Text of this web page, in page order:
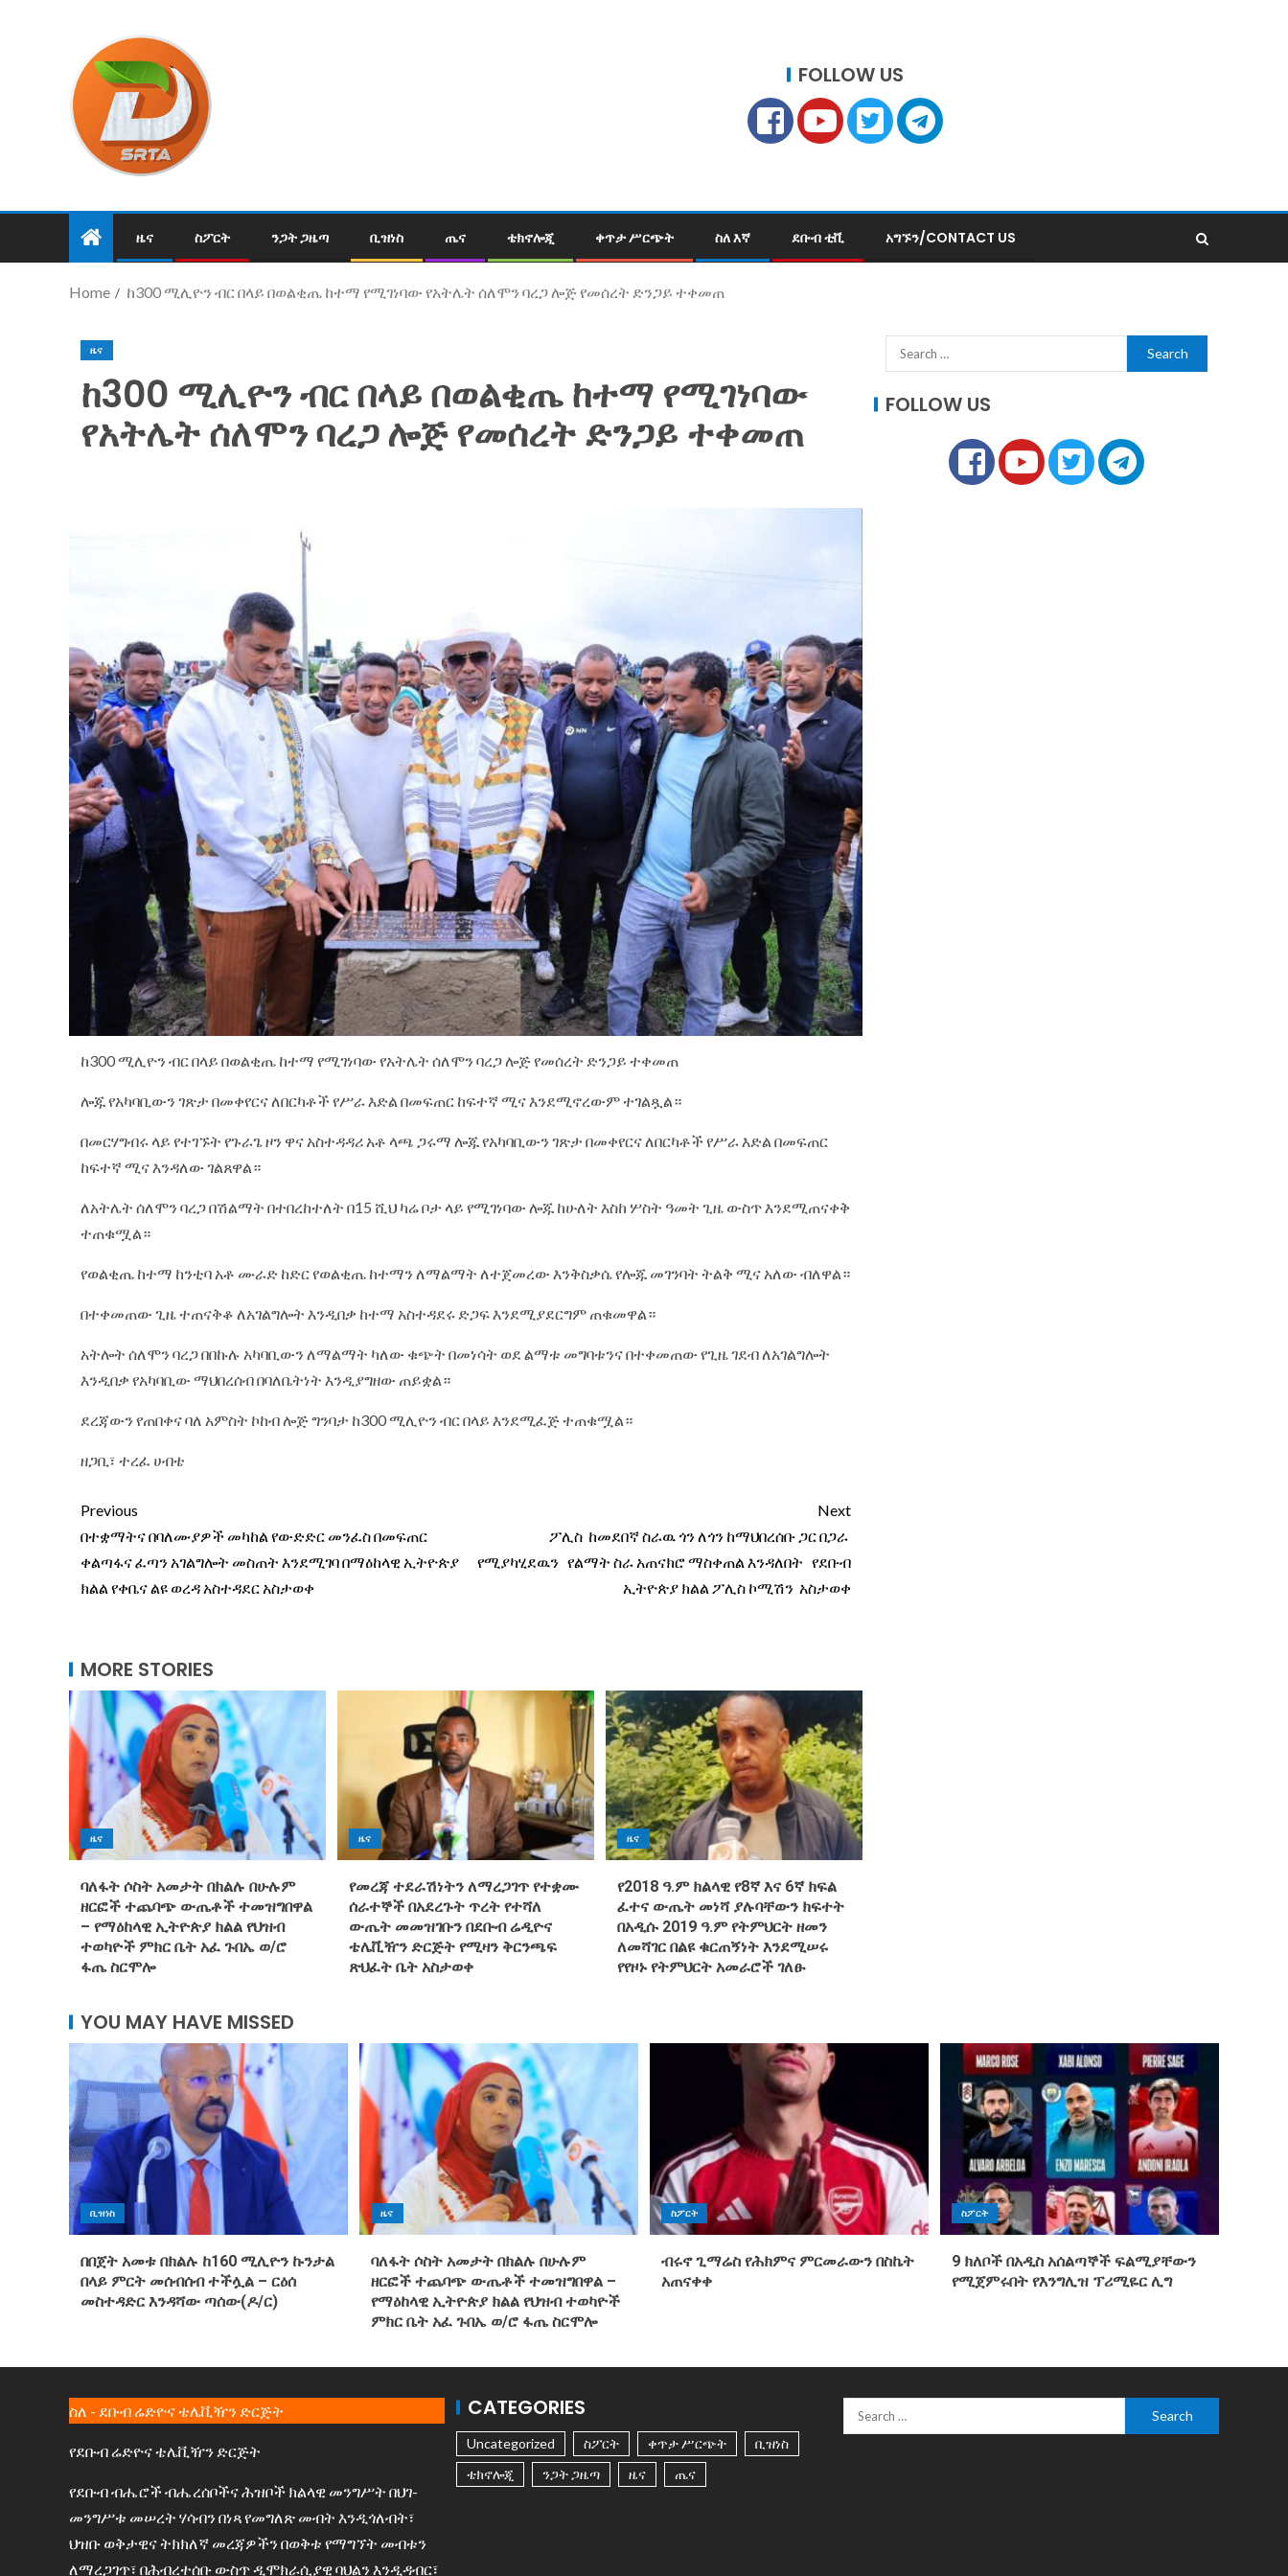
FOLLOW US
ዜና ስፖርት ንጋት ጋዜጣ ቢዝነስ ጤና ቴክኖሎጂ ቀጥታ ሥርጭት ስለ እኛ ደቡብ ቲቪ አግኙን/CONTACT US
Home ከ300 ሚሊዮን ብር በላይ በወልቂጤ ከተማ የሚገነባው የአትሌት ሰለሞን ባረጋ ሎጅ የመሰረት ድንጋይ ተቀመጠ
ዜና
ከ300 ሚሊዮን ብር በላይ በወልቂጤ ከተማ የሚገነባው
የአትሌት ሰለሞን ባረጋ ሎጅ የመሰረት ድንጋይ ተቀመጠ
ከ300 ሚሊዮን ብር በላይ በወልቂጤ ከተማ የሚገነባው የአትሌት ሰለሞን ባረጋ ሎጅ የመሰረት ድንጋይ ተቀመጠ
ሎጁ የአካባቢውን ገጽታ በመቀየርና ለበርካቶች የሥራ እድል በመፍጠር ከፍተኛ ሚና እንደሚኖረውም ተገልጿል።
በመርሃግብሩ ላይ የተገኙት የጉራጌ ዞን ዋና አስተዳዳሪ አቶ ላጫ ጋሩማ ሎጁ የአካባቢውን ገጽታ በመቀየርና ለበርካቶች የሥራ እድል በመፍጠር
ከፍተኛ ሚና እንዳለው ገልጸዋል።
ለአትሌት ሰለሞን ባረጋ በሽልማት በተበረከተለት በ15 ሺህ ካሬ ቦታ ላይ የሚገነባው ሎጁ ከሁለት እስከ ሦስት ዓመት ጊዜ ውስጥ እንደሚጠናቀቅ
ተጠቁሟል።
የወልቂጤ ከተማ ከንቲባ አቶ ሙራድ ከድር የወልቂጤ ከተማን ለማልማት ለተጀመረው እንቅስቃሴ የሎጁ መገንባት ትልቅ ሚና አለው ብለዋል።
በተቀመጠው ጊዜ ተጠናቅቆ ለአገልግሎት እንዲበቃ ከተማ አስተዳደሩ ድጋፍ እንደሚያደርግም ጠቁመዋል።
አትሎት ሰለሞን ባረጋ በበኩሉ አካባቢውን ለማልማት ካለው ቁጭት በመነሳት ወደ ልማቱ መግባቱንና በተቀመጠው የጊዜ ገደብ ለአገልግሎት
እንዲበቃ የአካባቢው ማህበረሰብ በባለቤትነት እንዲያግዘው ጠይቋል።
ደረጃውን የጠበቀና ባለ አምስት ኮከብ ሎጅ ግንባታ ከ300 ሚሊዮን ብር በላይ እንደሚፈጅ ተጠቁሟል።
ዘጋቢ፣ ተረፈ ሀብቴ
Previous
በተቋማትና በባለሙያዎች መካከል የውድድር መንፈስ በመፍጠር
ቀልጣፋና ፈጣን አገልግሎት መስጠት እንደሚገባ በማዕከላዊ ኢትዮጵያ
ክልል የቀቤና ልዩ ወረዳ አስተዳደር አስታወቀ
Next
ፖሊስ ከመደበኛ ስራዉ ጎን ለጎን ከማህበረሰቡ ጋር በጋራ
የሚያካሂደዉን የልማት ስራ አጠናክሮ ማስቀጠል እንዳለበት የደቡብ
ኢትዮጵያ ክልል ፖሊስ ኮሚሽን አስታወቀ
MORE STORIES
ዜና
ባለፋት ሶስት አመታት በክልሉ በሁሉም
ዘርፎች ተጨባጭ ውጤቶች ተመዝግበዋል
– የማዕከላዊ ኢትዮጵያ ክልል የህዝብ
ተወካዮች ምክር ቤት አፈ ጉበኤ ወ/ሮ
ፋጤ ስርሞሎ
ዜና
የመረጃ ተደራሽነትን ለማረጋገጥ የተቋሙ
ሰራተኞች በአደረጉት ጥረት የተሻለ
ውጤት መመዝገቡን በደቡብ ሬዲዮና
ቴሌቪዥን ድርጅት የሚዛን ቅርንጫፍ
ጽህፈት ቤት አስታወቀ
ዜና
የ2018 ዓ.ም ክልላዊ የ8ኛ እና 6ኛ ክፍል
ፈተና ውጤት መነሻ ያሉባቸውን ክፍተት
በአዲሱ 2019 ዓ.ም የትምህርት ዘመን
ለመሻገር በልዩ ቁርጠኝነት እንደሚሠሩ
የየዞኑ የትምህርት አመራሮች ገለፁ
FOLLOW US
YOU MAY HAVE MISSED
ቢዝነስ
በበጀት አመቱ በክልሉ ከ160 ሚሊዮን ኩንታል
በላይ ምርት መሰብሰብ ተችሏል – ርዕሰ
መስተዳድር እንዳሻው ጣሰው(ዶ/ር)
ዜና
ባለፋት ሶስት አመታት በክልሉ በሁሉም
ዘርፎች ተጨባጭ ውጤቶች ተመዝግበዋል –
የማዕከላዊ ኢትዮጵያ ክልል የህዝብ ተወካዮች
ምክር ቤት አፈ ጉበኤ ወ/ሮ ፋጤ ስርሞሎ
ስፖርት
ብሩኖ ጊማሬስ የሕክምና ምርመራውን በስኬት
አጠናቀቀ
ስፖርት
9 ክለቦች በአዲስ አሰልጣኞች ፍልሚያቸውን
የሚጀምሩበት የእንግሊዝ ፕሪሚዬር ሊግ
ስለ - ደቡብ ሬድዮና ቴሌቪዥን ድርጅት
የደቡብ ሬድዮና ቴሌቪዥን ድርጅት
የደቡብ ብሔሮች ብሔረሰቦችና ሕዝቦች ክልላዊ መንግሥት በህገ-
መንግሥቱ መሠረት ሃሳብን በነጻ የመግለጽ መብት እንዲጎለብት፣
ህዝቡ ወቅታዊና ትክክለኛ መረጃዎችን በወቅቱ የማግኘት መብቱን
ለማረጋገጥ፣ በሕብረተሰቡ ውስጥ ዲሞክራሲያዊ ባህልን እንዲዳብር፣
CATEGORIES
Uncategorized ስፖርት ቀጥታ ሥርጭት
ቢዝነስ
ቴክኖሎጂ
ንጋት ጋዜጣ ዜና ጤና